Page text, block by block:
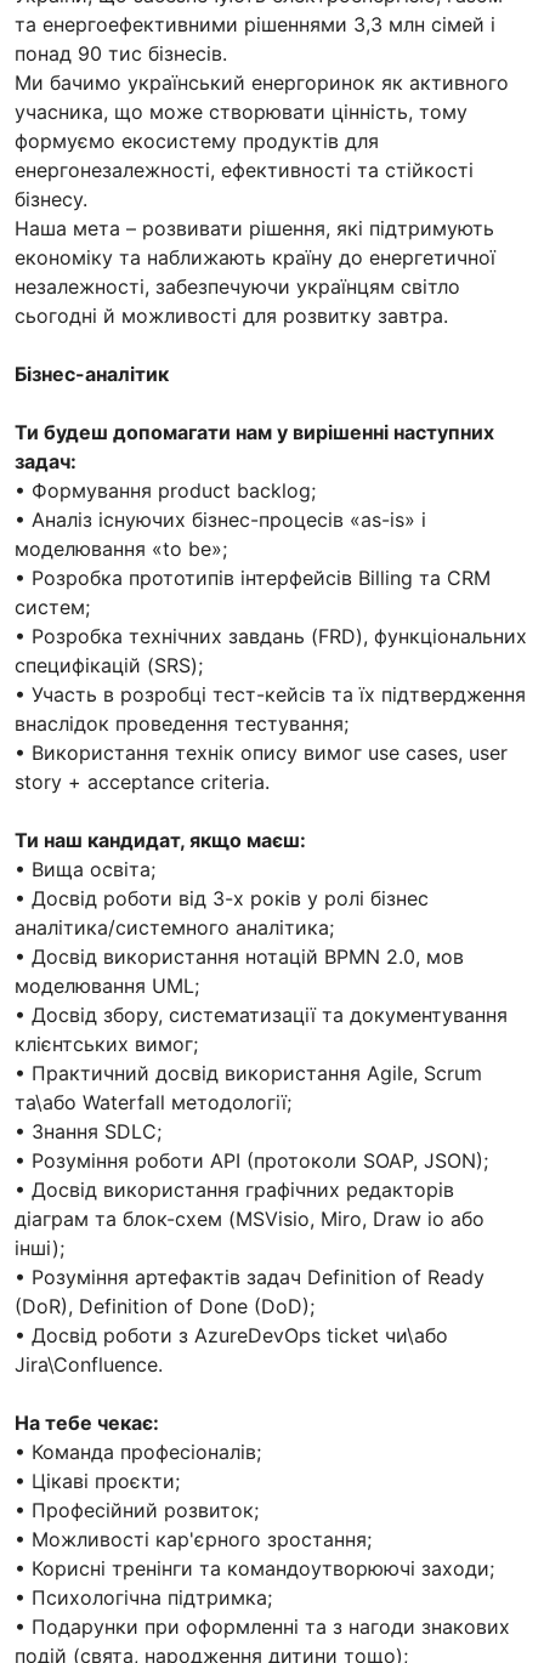
та енергоефективними рішеннями 3,3 млн сімей і
понад 90 тис бізнесів.
Ми бачимо український енергоринок як активного
учасника, що може створювати цінність, тому
формуємо екосистему продуктів для
енергонезалежності, ефективності та стійкості
бізнесу.
Наша мета – розвивати рішення, які підтримують
економіку та наближають країну до енергетичної
незалежності, забезпечуючи українцям світло
сьогодні й можливості для розвитку завтра.
Бізнес-аналітик
Ти будеш допомагати нам у вирішенні наступних
задач:
• Формування product backlog;
• Аналіз існуючих бізнес-процесів «as-is» і
моделювання «to be»;
• Розробка прототипів інтерфейсів Billing та CRM
систем;
• Розробка технічних завдань (FRD), функціональних
специфікацій (SRS);
• Участь в розробці тест-кейсів та їх підтвердження
внаслідок проведення тестування;
• Використання технік опису вимог use cases, user
story + acceptance criteria.
Ти наш кандидат, якщо маєш:
• Вища освіта;
• Досвід роботи від 3-х років у ролі бізнес
аналітика/системного аналітика;
• Досвід використання нотацій BPMN 2.0, мов
моделювання UML;
• Досвід збору, систематизації та документування
клієнтських вимог;
• Практичний досвід використання Agile, Scrum
та\або Waterfall методології;
• Знання SDLC;
• Розуміння роботи API (протоколи SOAP, JSON);
• Досвід використання графічних редакторів
діаграм та блок-схем (MSVisio, Miro, Draw io або
інші);
• Розуміння артефактів задач Definition of Ready
(DoR), Definition of Done (DoD);
• Досвід роботи з AzureDevOps ticket чи\або
Jira\Confluence.
На тебе чекає:
• Команда професіоналів;
• Цікаві проєкти;
• Професійний розвиток;
• Можливості кар'єрного зростання;
• Корисні тренінги та командоутворюючі заходи;
• Психологічна підтримка;
• Подарунки при оформленні та з нагоди знакових
подій (свята, народження дитини тощо);